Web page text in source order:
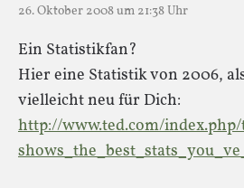
26. Oktober 2008 um 21:38 Uhr
Ein Statistikfan?
Hier eine Statistik von 2006,
vielleicht neu für Dich:
http://www.ted.com/